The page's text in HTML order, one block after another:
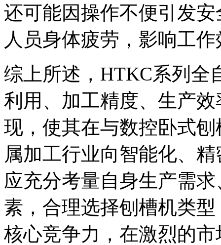
还可能因操作不便引发
人员身体疲劳，影响工
综上所述，HTKC系列全
利用、加工精度、生产
现，使其在与数控卧式
属加工行业向智能化、
应充分考量自身生产需
素，合理选择刨槽机类
核心竞争力，在激烈的